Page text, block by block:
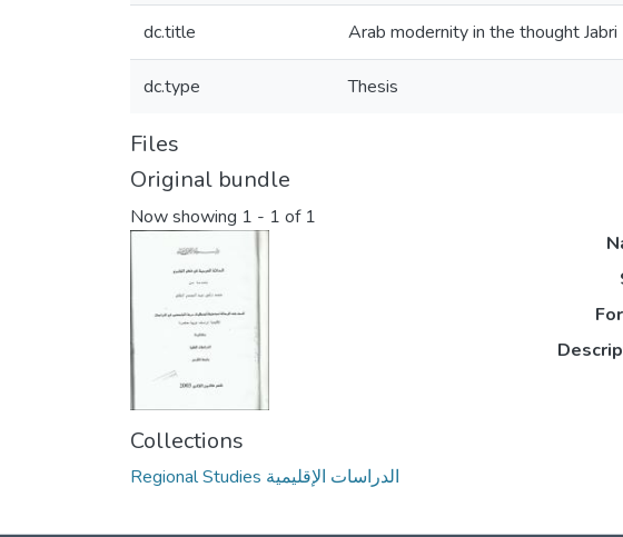
dc.title Arab modernity in the thought Jabri
dc.type Thesis
Files
Original bundle
Now showing 1 - 1 of 1
Collections
Regional Studies الدراسات الإقليمية